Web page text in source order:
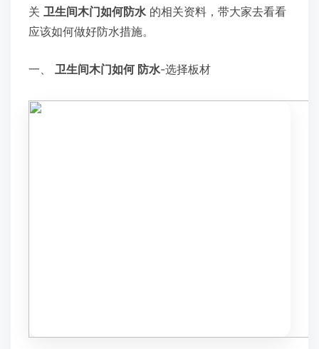
关 卫生间木门如何防水 的相关资料，带大家去看看
应该如何做好防水措施。
一、 卫生间木门如何 防水-选择板材